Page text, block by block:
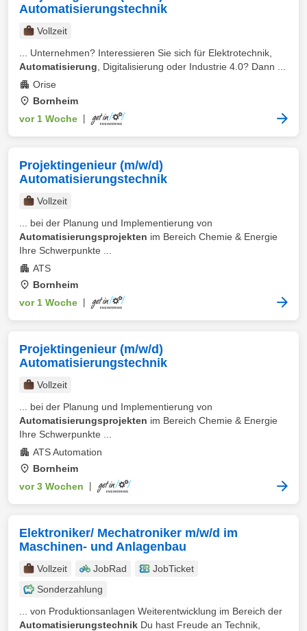
Automatisierungstechnik
Vollzeit
... Unternehmen? Interessieren Sie sich für Elektrotechnik,
Automatisierung , Digitalisierung oder Industrie 4.0? Dann ...
Orise
Bornheim
vor 1 Woche
Projektingenieur (m/w/d)
Automatisierungstechnik
Vollzeit
... bei der Planung und Implementierung von
Automatisierungsprojekten im Bereich Chemie & Energie
Ihre Schwerpunkte ...
ATS
Bornheim
vor 1 Woche
Projektingenieur (m/w/d)
Automatisierungstechnik
Vollzeit
... bei der Planung und Implementierung von
Automatisierungsprojekten im Bereich Chemie & Energie
Ihre Schwerpunkte ...
ATS Automation
Bornheim
vor 3 Wochen
Elektroniker/ Mechatroniker m/w/d im
Maschinen- und Anlagenbau
Vollzeit JobRad
JobTicket
Sonderzahlung
... von Produktionsanlagen Weiterentwicklung im Bereich der
Automatisierungstechnik Du hast Freude an Technik,